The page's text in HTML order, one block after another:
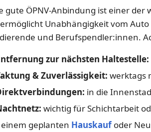
gute ÖPNV-Anbindung ist einer
Unabhängigkeit vom
und Berufspendler:innen.
zur nächsten Haltestelle:
& Zuverlässigkeit: werktags
in die
wichtig für Schichtarbeit
einem geplanten Hauskaufoder